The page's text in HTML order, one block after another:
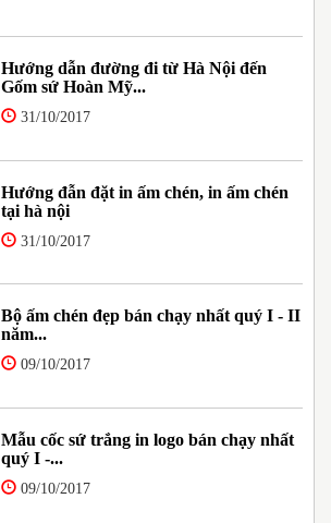
Hướng dẫn đường đi từ Hà Nội đến
Gốm sứ Hoàn Mỹ...
31/10/2017
Hướng đẫn đặt in ấm chén, in ấm chén
tại hà nội
31/10/2017
Bộ ấm chén đẹp bán chạy nhất quý I - II
năm...
09/10/2017
Mẫu cốc sứ trắng in logo bán chạy nhất
quý I -...
09/10/2017